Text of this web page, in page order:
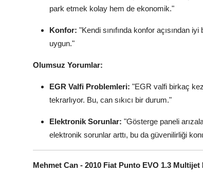
park etmek kolay hem de ekonomik."
Konfor: "Kendi sınıfında konfor açısından
uygun."
Olumsuz Yorumlar:
EGR Valfi Problemleri: "EGR valfi birkaç
tekrarlıyor. Bu, can sıkıcı bir durum."
Elektronik Sorunlar: "Gösterge paneli
elektronik sorunlar arttı, bu da güvenilirliği
Mehmet Can - 2010 Fiat Punto EVO 1.3 Multijet